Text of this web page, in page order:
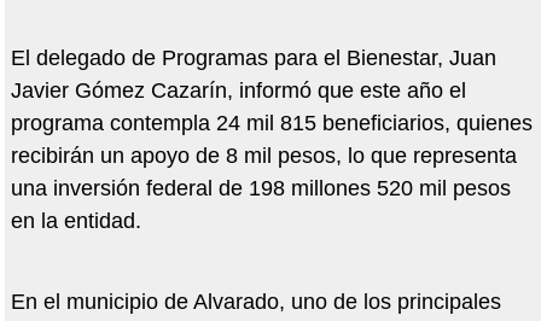
El delegado de Programas para el Bienestar, Juan
Javier Gómez Cazarín, informó que este año el
programa contempla 24 mil 815 beneficiarios, quienes
recibirán un apoyo de 8 mil pesos, lo que representa
una inversión federal de 198 millones 520 mil pesos
en la entidad.
En el municipio de Alvarado, uno de los principales